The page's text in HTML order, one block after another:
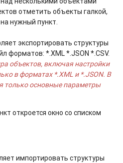
отметить объекты галкой,
нужный пункт.
экспортировать структуры
форматов: *.XML *.JSON *.CSV.
объектов, включая настройки
в форматах *.XML и *.JSON. В
только основные параметры
откроется окно со списком
импортировать структуры